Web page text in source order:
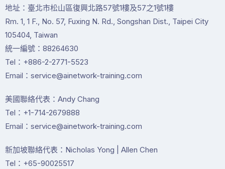
地址：臺北市松山區復興北路57號1樓及57之1號1樓
Rm. 1, 1 F., No. 57, Fuxing N. Rd., Songshan Dist., Taipei City
105404, Taiwan
統一編號：88264630
Tel：+886-2-2771-5523
Email：service@ainetwork-training.com
美國聯絡代表：Andy Chang
Tel：+1-714-2679888
Email：service@ainetwork-training.com
新加坡聯絡代表：Nicholas Yong | Allen Chen
Tel：+65-90025517